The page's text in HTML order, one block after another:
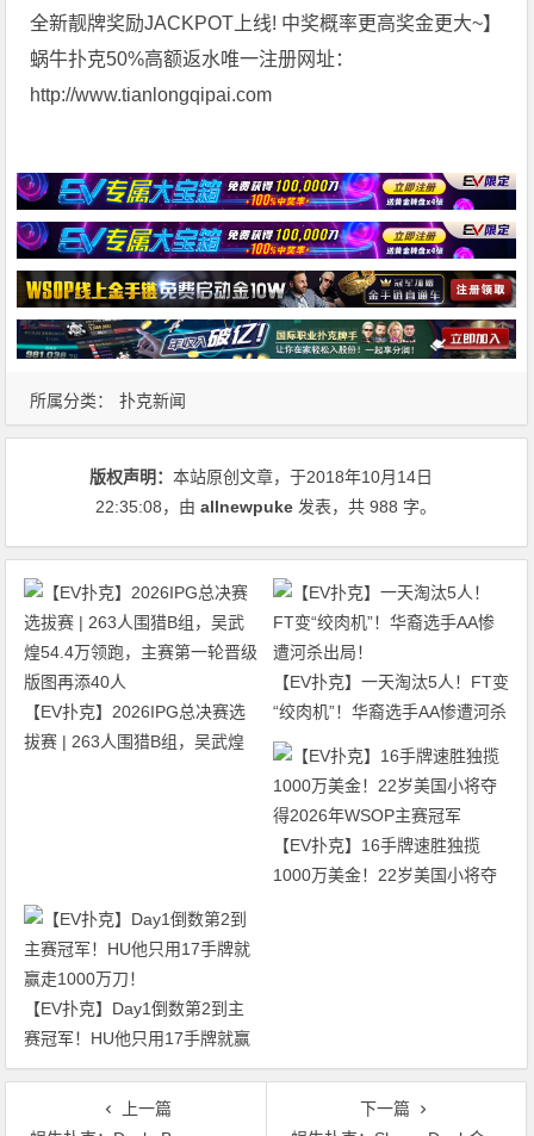
全新靓牌奖励JACKPOT上线! 中奖概率更高奖金更大~】
蜗牛扑克50%高额返水唯一注册网址：
http://www.tianlongqipai.com
所属分类： 扑克新闻
版权声明：本站原创文章，于2018年10月14日
22:35:08，由allnewpuke 发表，共 988 字。
【EV扑克】2026IPG总决赛选
拔赛 | 263人围猎B组，吴武煌
【EV扑克】一天淘汰5人！FT变
“绞肉机”！华裔选手AA惨遭河杀
出局！
【EV扑克】16手牌速胜独揽
1000万美金！22岁美国小将夺
【EV扑克】Day1倒数第2到主
赛冠军！HU他只用17手牌就赢
走1000万刀！
上一篇
下一篇